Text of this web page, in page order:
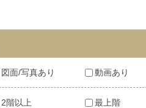
図面/写真あり 動画あり
2階以上
最上階